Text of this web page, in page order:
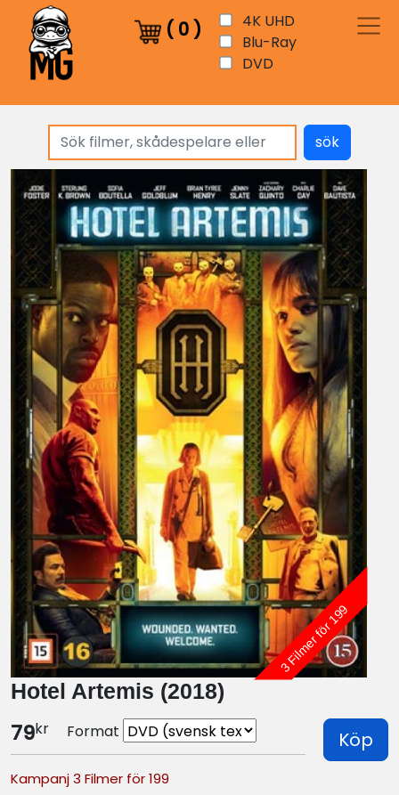
( 0)
4K UHD
Blu-Ray
DVD
sök
3 Filmer för 199
Hotel Artemis (2018)
79kr Format Köp
Kampanj 3 Filmer för 199